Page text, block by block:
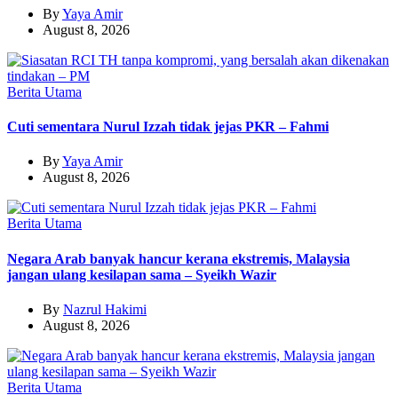
ByYaya Amir
August 8, 2026
Berita Utama
Cuti sementara Nurul Izzah tidak jejas PKR – Fahmi
ByYaya Amir
August 8, 2026
Berita Utama
Negara Arab banyak hancur kerana ekstremis, Malaysia
jangan ulang kesilapan sama – Syeikh Wazir
By Nazrul Hakimi
August 8, 2026
Berita Utama